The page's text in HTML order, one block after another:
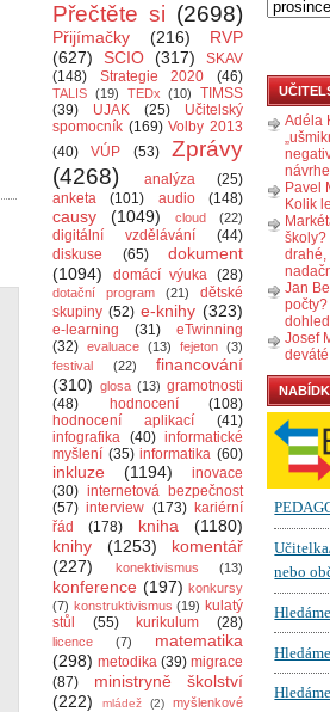
Přečtěte si (2698)
Přijímačky (216)
RVP
(627)
SCIO (317)
SKAV
(148)
Strategie 2020 (46)
TALIS (19) TEDx (10)
TIMSS
(39)
UJAK (25)
Učitelský
spomocník (169) Volby 2013
(40)
VÚP (53)
Zprávy
(4268)
analýza
(25)
anketa
(101) audio (148)
causy (1049) cloud (22)
digitální vzdělávání
(44)
diskuse
(65)
dokument
(1094)
domácí výuka (28)
dotační program (21)
dětské
skupiny (52) e-knihy (323)
e-learning (31)
eTwinning
(32) evaluace (13) fejeton (3)
festival
(22)
financování
(310) glosa (13) gramotnosti
(48)
hodnocení
(108)
hodnocení aplikací
(41)
infografika (40) informatické
myšlení (35) informatika (60)
inkluze (1194)
inovace
(30) internetová bezpečnost
(57) interview (173) kariérní
řád
(178) kniha
(1180)
knihy
(1253)
komentář
(227)
konektivismus (13)
konference (197) konkursy
(7) konstruktivismus (19) kulatý
stůl
(55) kurikulum (28)
licence (7)
matematika
(298) metodika (39) migrace
(87)
ministryně školství
(222)
mládež (2)
myšlenkové
Adéla
Pavel
Kolik
školy?
drahé,
Jan
Josef